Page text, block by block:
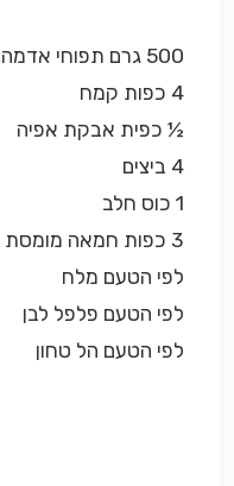
500 גרם תפוחי אדמה, מבושלים בקליפה
4 כפות קמח
½ כפית אבקת אפיה
4 ביצים
1 כוס חלב
3 כפות חמאה מומסת
לפי הטעם מלח
לפי הטעם פלפל לבן
לפי הטעם הל טחון